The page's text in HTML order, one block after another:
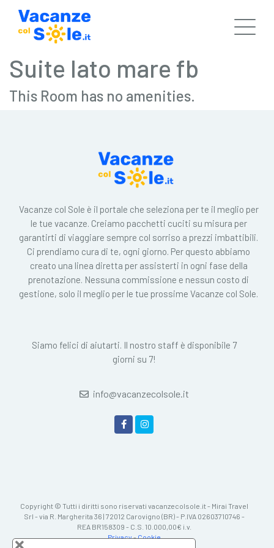
Suite lato mare fb
This Room has no amenities.
Vacanze col Sole è il portale che seleziona per te il meglio per
le tue vacanze. Creiamo pacchetti cuciti su misura per
garantirti di viaggiare sempre col sorriso a prezzi imbattibili.
Ci prendiamo cura di te, ogni giorno. Per questo abbiamo
creato una linea diretta per assisterti in ogni fase della
prenotazione. Nessuna commissione e nessun costo di
gestione, solo il meglio per le tue prossime Vacanze col Sole.
Siamo felici di aiutarti. Il nostro staff è disponibile 7
giorni su 7!
info@vacanzecolsole.it
Copyright © Tutti i diritti sono riservati vacanzecolsole.it - Mirai Travel
Srl - via R. Margherita 36 | 72012 Carovigno (BR) - P.IVA 02603710746 -
REA BR158309 - C.S. 10.000,00€ i.v.
Privacy-Cookie